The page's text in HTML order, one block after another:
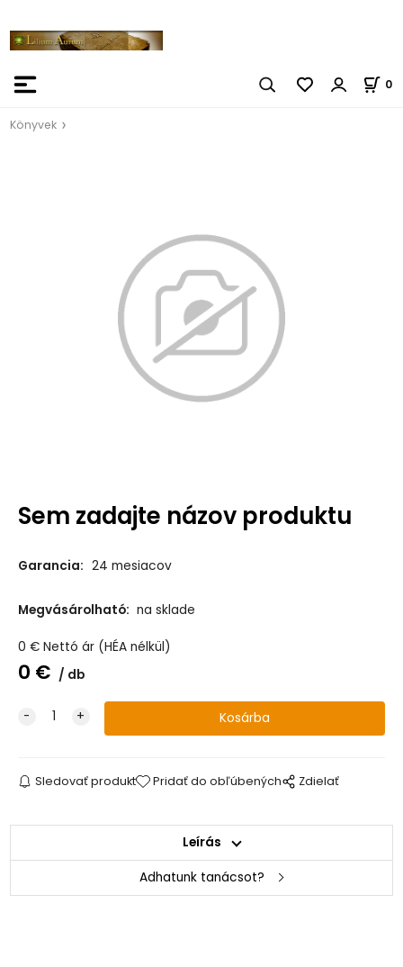
0
Könyvek
Sem zadajte názov produktu
Garancia: 24 mesiacov
Megvásárolható: na sklade
0 € Nettó ár (HÉA nélkül)
0 € db
Sledovať produkt Pridať do obľúbených Zdielať
Leírás
Adhatunk tanácsot?